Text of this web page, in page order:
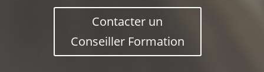
Contacter un
Conseiller Formation